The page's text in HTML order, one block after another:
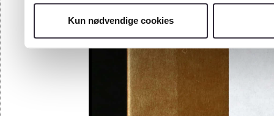
Kun nødvendige cookies